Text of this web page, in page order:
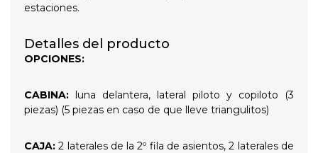
estaciones.
Detalles del producto
OPCIONES:
CABINA: luna delantera, lateral piloto y copiloto (3
piezas) (5 piezas en caso de que lleve triangulitos)
CAJA: 2 laterales de la 2º fila de asientos, 2 laterales de